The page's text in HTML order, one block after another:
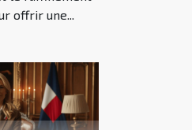
offrir une...